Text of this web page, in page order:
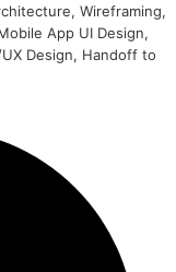
Wireframing,
App UI Design,
Design, Handoff to